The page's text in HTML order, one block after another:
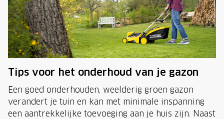
Tips voor het onderhoud van je gazon
Een goed onderhouden, weelderig groen gazon
verandert je tuin en kan met minimale inspanning
een aantrekkelijke toevoeging aan je huis zijn. Naast